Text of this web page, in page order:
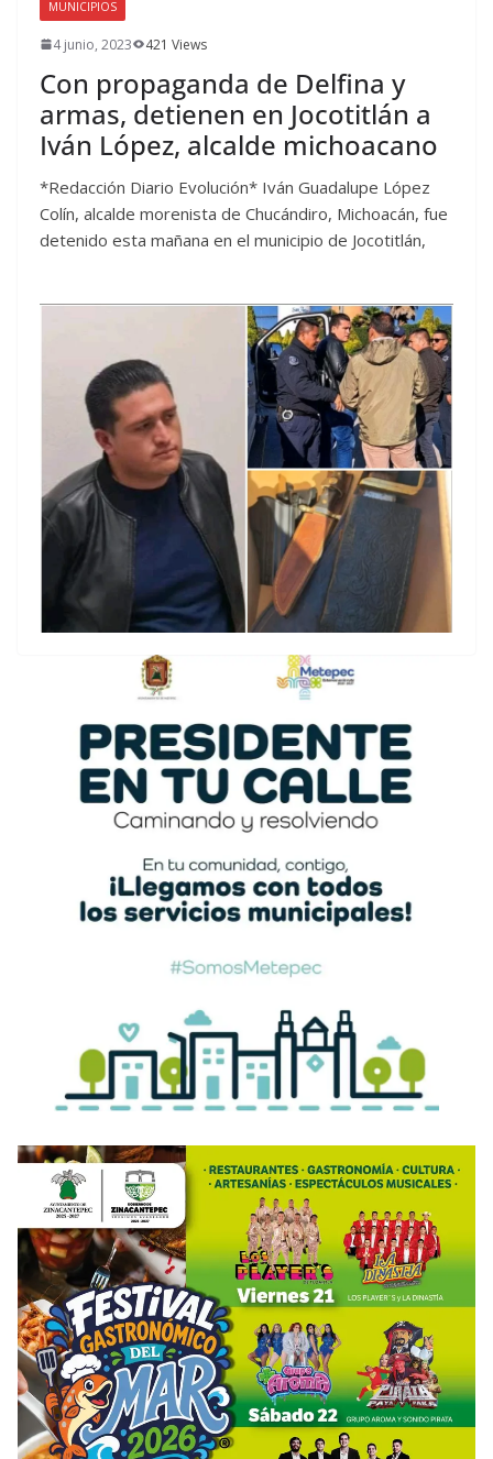
MUNICIPIOS
4 junio, 2023 421 Views
Con propaganda de Delfina y
armas, detienen en Jocotitlán a
Iván López, alcalde michoacano
*Redacción Diario Evolución* Iván Guadalupe López
Colín, alcalde morenista de Chucándiro, Michoacán, fue
detenido esta mañana en el municipio de Jocotitlán,